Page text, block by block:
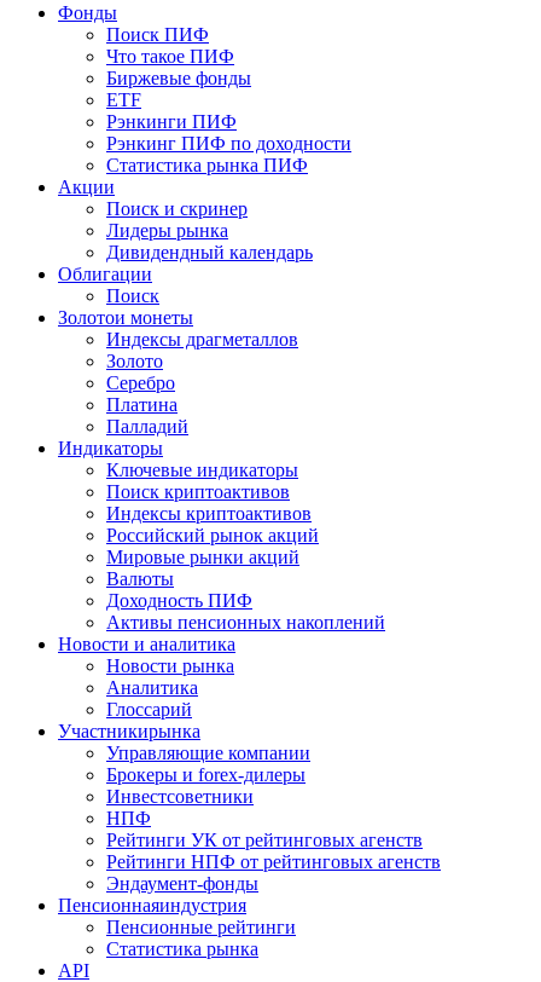
Фонды
Поиск ПИФ
Что такое ПИФ
Биржевые фонды
ETF
Рэнкинги ПИФ
Рэнкинг ПИФ по доходности
Статистика рынка ПИФ
Акции
Поиск и скринер
Лидеры рынка
Дивидендный календарь
Облигации
Поиск
Золотои монеты
Индексы драгметаллов
Золото
Серебро
Платина
Палладий
Индикаторы
Ключевые индикаторы
Поиск криптоактивов
Индексы криптоактивов
Российский рынок акций
Мировые рынки акций
Валюты
Доходность ПИФ
Активы пенсионных накоплений
Новости и аналитика
Новости рынка
Аналитика
Глоссарий
Участникирынка
Управляющие компании
Брокеры и forex-дилеры
Инвестсоветники
НПФ
Рейтинги УК от рейтинговых агенств
Рейтинги НПФ от рейтинговых агенств
Эндаумент-фонды
Пенсионнаяиндустрия
Пенсионные рейтинги
Статистика рынка
API